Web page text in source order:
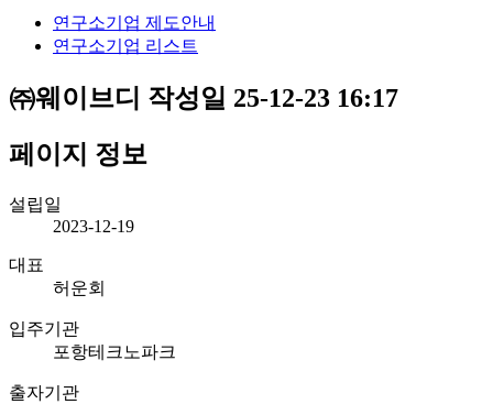
연구소기업 제도안내
연구소기업 리스트
㈜웨이브디 작성일 25-12-23 16:17
페이지 정보
설립일
2023-12-19
대표
허운회
입주기관
포항테크노파크
출자기관